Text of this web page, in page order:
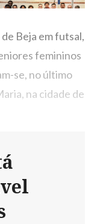
Beja em futsal,
femininos
se, no último
na cidade de